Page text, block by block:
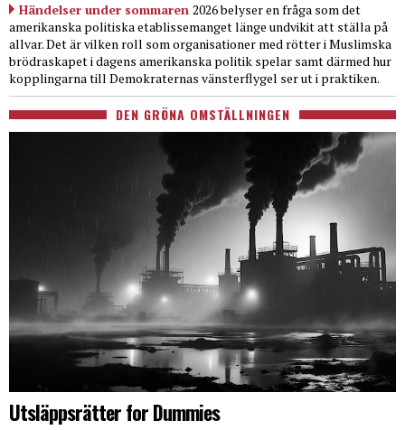
Händelser under sommaren 2026 belyser en fråga som det
amerikanska politiska etablissemanget länge undvikit att ställa på
allvar. Det är vilken roll som organisationer med rötter i Muslimska
brödraskapet i dagens amerikanska politik spelar samt därmed hur
kopplingarna till Demokraternas vänsterflygel ser ut i praktiken.
DEN GRÖNA OMSTÄLLNINGEN
Utsläppsrätter for Dummies